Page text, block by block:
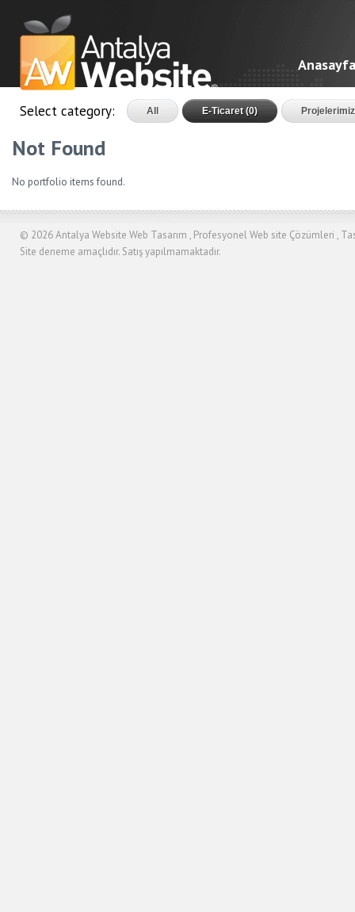
Anasayfa
Select category: All E-Ticaret (0)
Not Found
No portfolio items found.
© 2026Antalya Website Web Tasarım , Profesyonel Web site Çözümleri ,
Site deneme amaçlıdır. Satış yapılmamaktadır.